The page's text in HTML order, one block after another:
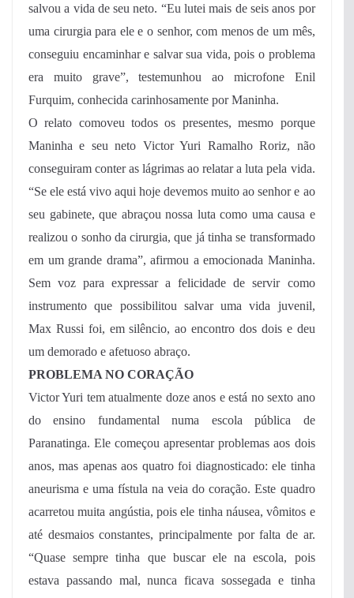
salvou a vida de seu neto. “Eu lutei mais de seis anos por
uma cirurgia para ele e o senhor, com menos de um mês,
conseguiu encaminhar e salvar sua vida, pois o problema
era muito grave”, testemunhou ao microfone Enil
Furquim, conhecida carinhosamente por Maninha.
O relato comoveu todos os presentes, mesmo porque
Maninha e seu neto Victor Yuri Ramalho Roriz, não
conseguiram conter as lágrimas ao relatar a luta pela vida.
“Se ele está vivo aqui hoje devemos muito ao senhor e ao
seu gabinete, que abraçou nossa luta como uma causa e
realizou o sonho da cirurgia, que já tinha se transformado
em um grande drama”, afirmou a emocionada Maninha.
Sem voz para expressar a felicidade de servir como
instrumento que possibilitou salvar uma vida juvenil,
Max Russi foi, em silêncio, ao encontro dos dois e deu
um demorado e afetuoso abraço.
PROBLEMA NO CORAÇÃO
Victor Yuri tem atualmente doze anos e está no sexto ano
do ensino fundamental numa escola pública de
Paranatinga. Ele começou apresentar problemas aos dois
anos, mas apenas aos quatro foi diagnosticado: ele tinha
aneurisma e uma fístula na veia do coração. Este quadro
acarretou muita angústia, pois ele tinha náusea, vômitos e
até desmaios constantes, principalmente por falta de ar.
“Quase sempre tinha que buscar ele na escola, pois
estava passando mal, nunca ficava sossegada e tinha